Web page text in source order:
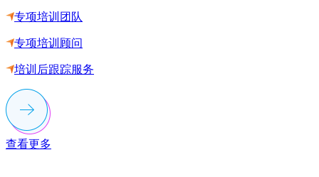
专项培训团队
专项培训顾问
培训后跟踪服务
查看更多